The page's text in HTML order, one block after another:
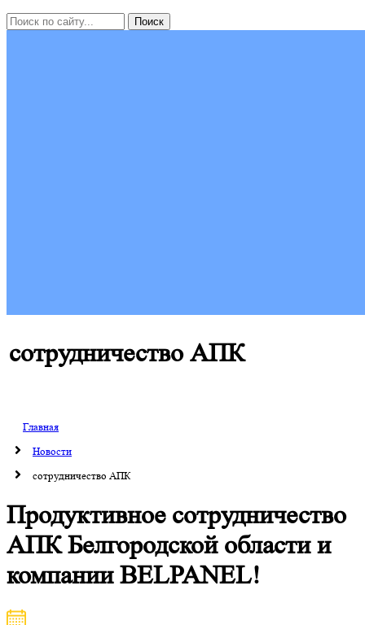
сотрудничество АПК
Главная
Новости
сотрудничество АПК
Продуктивное сотрудничество
АПК Белгородской области и
компании BELPANEL!